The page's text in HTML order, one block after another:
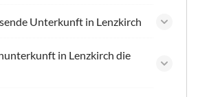
Unterkunft in Lenzkirch
in Lenzkirch die